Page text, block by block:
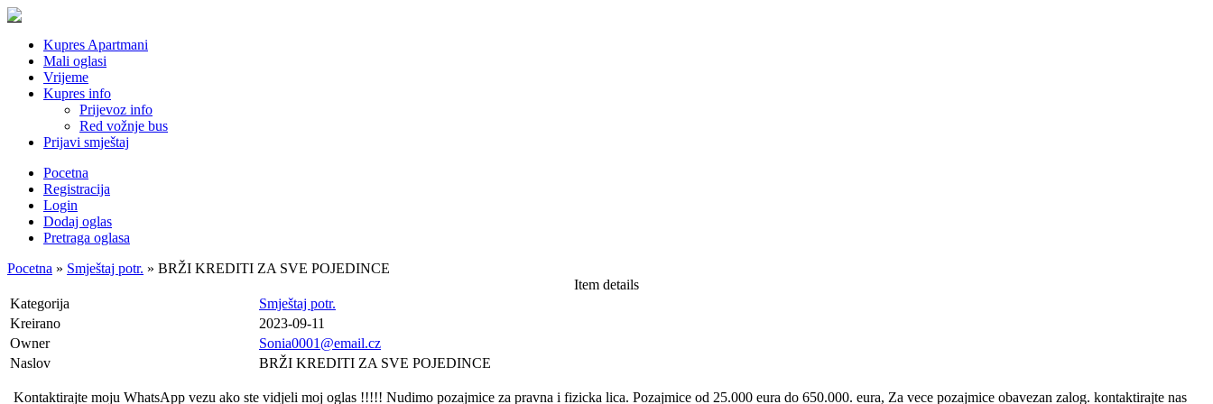
Kupres Apartmani
Mali oglasi
Vrijeme
Kupres info
Prijevoz info
Red vožnje bus
Prijavi smještaj
Pocetna
Registracija
Login
Dodaj oglas
Pretraga oglasa
Pocetna » Smještaj potr. » BRŽI KREDITI ZA SVE POJEDINCE
Item details
Kategorija
Smještaj potr.
Kreirano
2023-09-11
Owner
Sonia0001@email.cz
Naslov
BRŽI KREDITI ZA SVE POJEDINCE
Kontaktirajte moju WhatsApp vezu ako ste vidjeli moj oglas !!!!! Nudimo pozajmice za pravna i fizicka lica. Pozajmice od 25.000 eura do 650.000. eura, Za vece pozajmice obavezan zalog. kontaktirajte nas